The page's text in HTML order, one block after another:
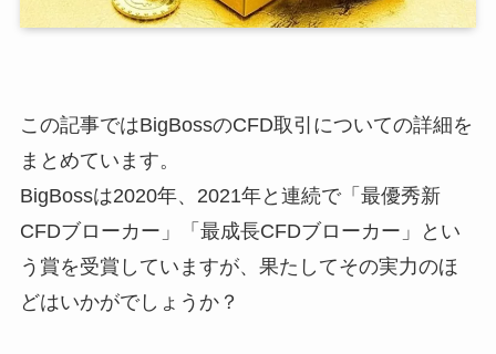
この記事ではBigBossのCFD取引についての詳細を
まとめています。
BigBossは2020年、2021年と連続で「最優秀新
CFDブローカー」「最成長CFDブローカー」とい
う賞を受賞していますが、果たしてその実力のほ
どはいかがでしょうか？